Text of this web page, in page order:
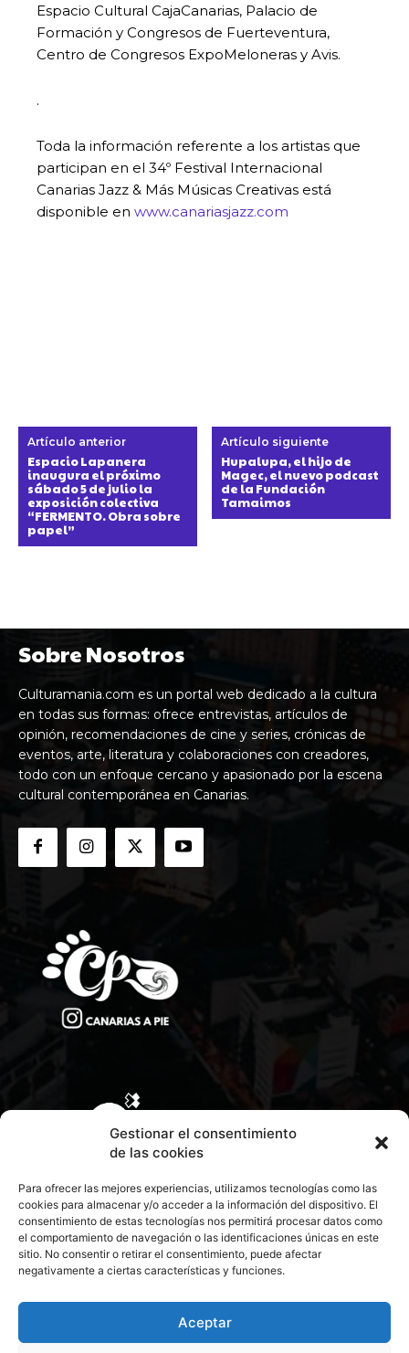
Gestionar el consentimiento
de las cookies
Para ofrecer las mejores experiencias, utilizamos tecnologías como las
cookies para almacenar y/o acceder a la información del dispositivo. El
consentimiento de estas tecnologías nos permitirá procesar datos como
el comportamiento de navegación o las identificaciones únicas en este
sitio. No consentir o retirar el consentimiento, puede afectar
negativamente a ciertas características y funciones.
Aceptar
Espacio Cultural CajaCanarias, Palacio de
Formación y Congresos de Fuerteventura,
Centro de Congresos ExpoMeloneras y Avis.
.
Toda la información referente a los artistas que
participan en el 34º Festival Internacional
Canarias Jazz & Más Músicas Creativas está
disponible en www.canariasjazz.com
Artículo anterior
Espacio Lapanera
inaugura el próximo
sábado 5 de julio la
exposición colectiva
“FERMENTO. Obra sobre
papel”
Artículo siguiente
Hupalupa, el hijo de
Magec, el nuevo podcast
de la Fundación
Tamaimos
Sobre Nosotros
Culturamania.com es un portal web dedicado a la cultura
en todas sus formas: ofrece entrevistas, artículos de
opinión, recomendaciones de cine y series, crónicas de
eventos, arte, literatura y colaboraciones con creadores,
todo con un enfoque cercano y apasionado por la escena
cultural contemporánea en Canarias.
CONTACTA CON NOSOTROS